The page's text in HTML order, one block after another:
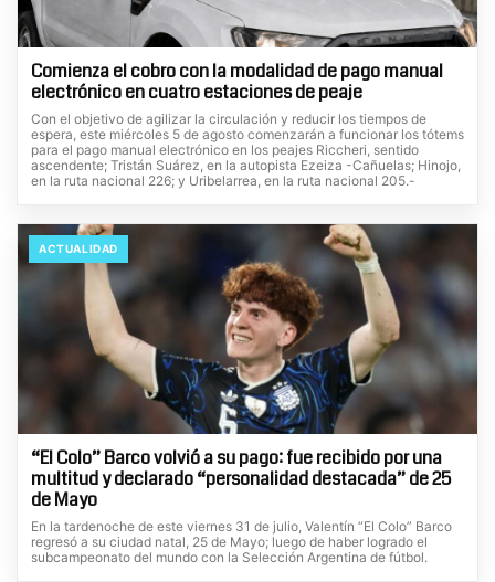
Comienza el cobro con la modalidad de pago manual
electrónico en cuatro estaciones de peaje
Con el objetivo de agilizar la circulación y reducir los tiempos de
espera, este miércoles 5 de agosto comenzarán a funcionar los tótems
para el pago manual electrónico en los peajes Riccheri, sentido
ascendente; Tristán Suárez, en la autopista Ezeiza -Cañuelas; Hinojo,
en la ruta nacional 226; y Uribelarrea, en la ruta nacional 205.-
ACTUALIDAD
“El Colo” Barco volvió a su pago: fue recibido por una
multitud y declarado “personalidad destacada” de 25
de Mayo
En la tardenoche de este viernes 31 de julio, Valentín “El Colo” Barco
regresó a su ciudad natal, 25 de Mayo; luego de haber logrado el
subcampeonato del mundo con la Selección Argentina de fútbol.